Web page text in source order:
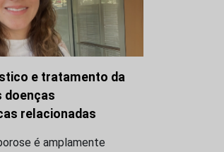
e tratamento da
doenças
relacionadas
é amplamente